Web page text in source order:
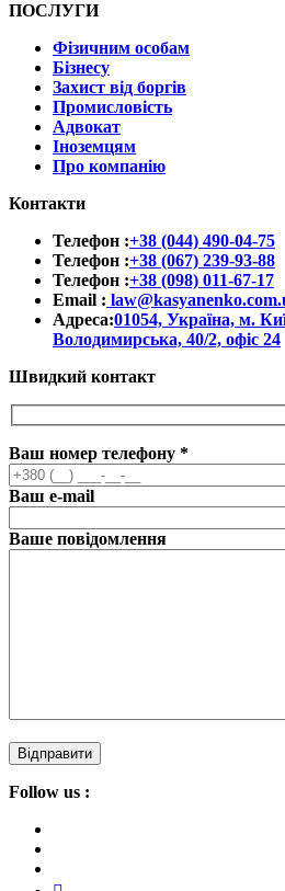
ПОСЛУГИ
Фізичним особам
Бізнесу
Захист від боргів
Промисловість
Адвокат
Іноземцям
Про компанію
Контакти
Телефон :+38 (044) 490-04-75
Телефон :+38 (067) 239-93-88
Телефон :+38 (098) 011-67-17
Email :
Адреса:01054, Україна, м.
Володимирська, 40/2, офіс 24
Швидкий контакт
Ваш номер телефону *
Ваш e-mail
Ваше повідомлення
Follow us :